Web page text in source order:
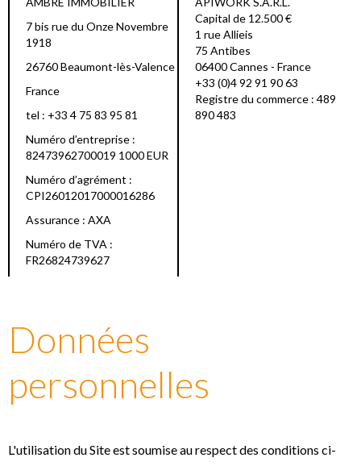
7 bis rue du Onze Novembre
1918
26760 Beaumont-lès-Valence
France
tel : +33 4 75 83 95 81
Numéro d’entreprise :
82473962700019 1000 EUR
Numéro d’agrément :
CPI26012017000016286
Assurance : AXA
Numéro de TVA :
FR26824739627
Capital de 12.500 €
1 rue Allieis
75 Antibes
06400 Cannes - France
+33 (0)4 92 91 90 63
Registre du commerce : 489
890 483
Données
personnelles
L'utilisation du Site est soumise au respect des conditions ci-